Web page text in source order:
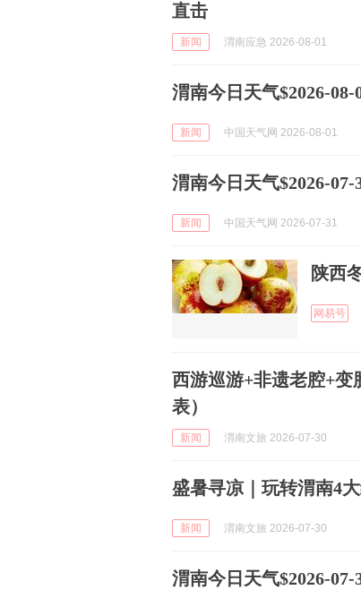
直击
新闻 渭南应急 2026-08-01
渭南今日天气$2026-08-
新闻 中国天气网 2026-08-01
渭南今日天气$2026-07-
新闻 中国天气网 2026-07-31
陕西
网易号
西游巡游+非遗老腔+变
表）
新闻 渭南文旅 2026-07-30
盛暑寻凉｜玩转渭南4
新闻 渭南文旅 2026-07-30
渭南今日天气$2026-07-